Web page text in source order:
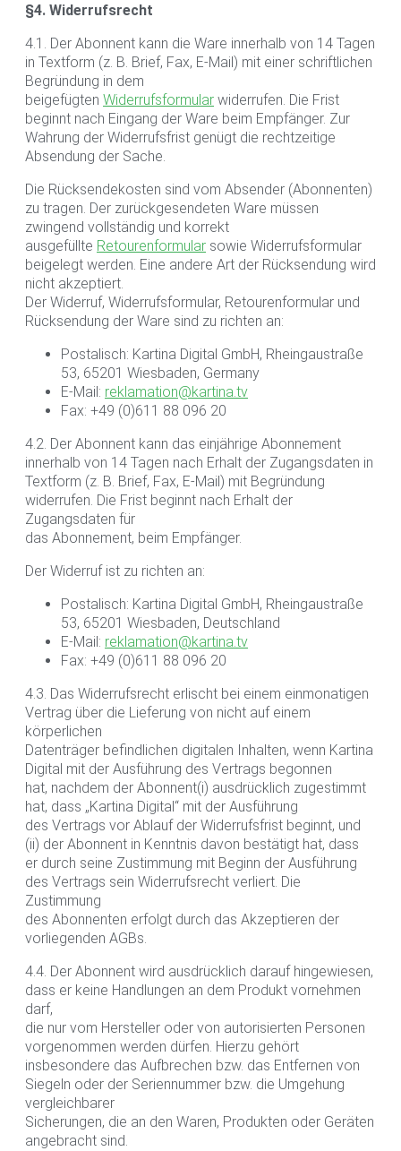
§4. Widerrufsrecht
4.1. Der Abonnent kann die Ware innerhalb von 14 Tagen
in Textform (z. B. Brief, Fax, E-Mail) mit einer schriftlichen
Begründung in dem
beigefügten Widerrufsformular widerrufen. Die Frist
beginnt nach Eingang der Ware beim Empfänger. Zur
Wahrung der Widerrufsfrist genügt die rechtzeitige
Absendung der Sache.
Die Rücksendekosten sind vom Absender (Abonnenten)
zu tragen. Der zurückgesendeten Ware müssen
zwingend vollständig und korrekt
ausgefüllte Retourenformular sowie Widerrufsformular
beigelegt werden. Eine andere Art der Rücksendung wird
nicht akzeptiert.
Der Widerruf, Widerrufsformular, Retourenformular und
Rücksendung der Ware sind zu richten an:
Postalisch: Kartina Digital GmbH, Rheingaustraße
53, 65201 Wiesbaden, Germany
E-Mail: reklamation@kartina.tv
Fax: +49 (0)611 88 096 20
4.2. Der Abonnent kann das einjährige Abonnement
innerhalb von 14 Tagen nach Erhalt der Zugangsdaten in
Textform (z. B. Brief, Fax, E-Mail) mit Begründung
widerrufen. Die Frist beginnt nach Erhalt der
Zugangsdaten für
das Abonnement, beim Empfänger.
Der Widerruf ist zu richten an:
Postalisch: Kartina Digital GmbH, Rheingaustraße
53, 65201 Wiesbaden, Deutschland
E-Mail: reklamation@kartina.tv
Fax: +49 (0)611 88 096 20
4.3. Das Widerrufsrecht erlischt bei einem einmonatigen
Vertrag über die Lieferung von nicht auf einem
körperlichen
Datenträger befindlichen digitalen Inhalten, wenn Kartina
Digital mit der Ausführung des Vertrags begonnen
hat, nachdem der Abonnent(i) ausdrücklich zugestimmt
hat, dass „Kartina Digital“ mit der Ausführung
des Vertrags vor Ablauf der Widerrufsfrist beginnt, und
(ii) der Abonnent in Kenntnis davon bestätigt hat, dass
er durch seine Zustimmung mit Beginn der Ausführung
des Vertrags sein Widerrufsrecht verliert. Die
Zustimmung
des Abonnenten erfolgt durch das Akzeptieren der
vorliegenden AGBs.
4.4. Der Abonnent wird ausdrücklich darauf hingewiesen,
dass er keine Handlungen an dem Produkt vornehmen
darf,
die nur vom Hersteller oder von autorisierten Personen
vorgenommen werden dürfen. Hierzu gehört
insbesondere das Aufbrechen bzw. das Entfernen von
Siegeln oder der Seriennummer bzw. die Umgehung
vergleichbarer
Sicherungen, die an den Waren, Produkten oder Geräten
angebracht sind.